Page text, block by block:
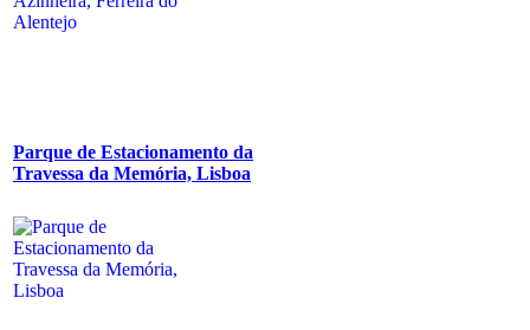
Parque de Estacionamento da
Travessa da Memória, Lisboa